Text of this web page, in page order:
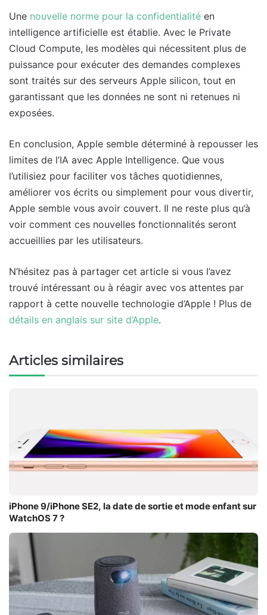
Une nouvelle norme pour la confidentialité en
intelligence artificielle est établie. Avec le Private
Cloud Compute, les modèles qui nécessitent plus de
puissance pour exécuter des demandes complexes
sont traités sur des serveurs Apple silicon, tout en
garantissant que les données ne sont ni retenues ni
exposées.
En conclusion, Apple semble déterminé à repousser les
limites de l’IA avec Apple Intelligence. Que vous
l’utilisiez pour faciliter vos tâches quotidiennes,
améliorer vos écrits ou simplement pour vous divertir,
Apple semble vous avoir couvert. Il ne reste plus qu’à
voir comment ces nouvelles fonctionnalités seront
accueillies par les utilisateurs.
N’hésitez pas à partager cet article si vous l’avez
trouvé intéressant ou à réagir avec vos attentes par
rapport à cette nouvelle technologie d’Apple ! Plus de
détails en anglais sur site d’Apple.
Articles similaires
iPhone 9/iPhone SE2, la date de sortie et mode enfant sur
WatchOS 7 ?